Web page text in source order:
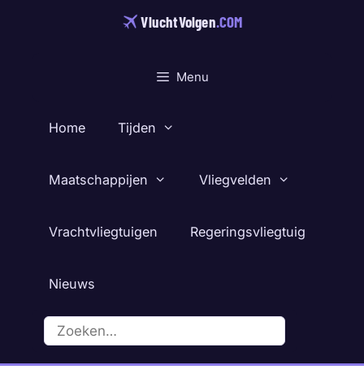
VluchtVolgen.COM
Menu
Home Tijden
Maatschappijen Vliegvelden
Vrachtvliegtuigen Regeringsvliegtuig
Nieuws